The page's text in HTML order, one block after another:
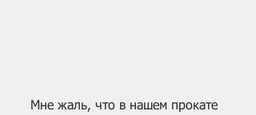
Мне жаль, что в нашем прокате